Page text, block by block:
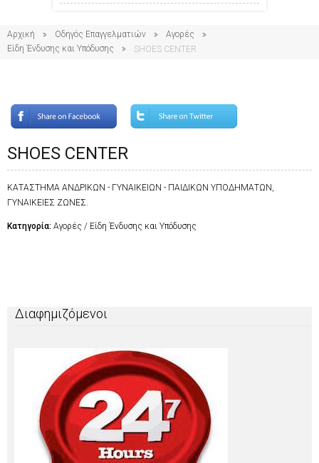
Αρχική Οδηγός Επαγγελματιών
Αγορές
Είδη Ένδυσης και Υπόδυσης
SHOES CENTER
SHOES CENTER
ΚΑΤΑΣΤΗΜΑ ΑΝΔΡΙΚΩΝ - ΓΥΝΑΙΚΕΙΩΝ - ΠΑΙΔΙΚΩΝ ΥΠΟΔΗΜΑΤΩΝ,
ΓΥΝΑΙΚΕΙΕΣ ΖΩΝΕΣ.
Κατηγορία: Αγορές / Είδη Ένδυσης και Υπόδυσης
Διαφημιζόμενοι